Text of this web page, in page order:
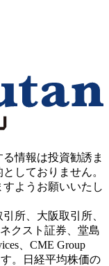
情報は投資勧誘ま
しておりません。
ようお願いいたし
所、大阪取引所、
クスト証券、堂島
、CME Group
。日経平均株価の